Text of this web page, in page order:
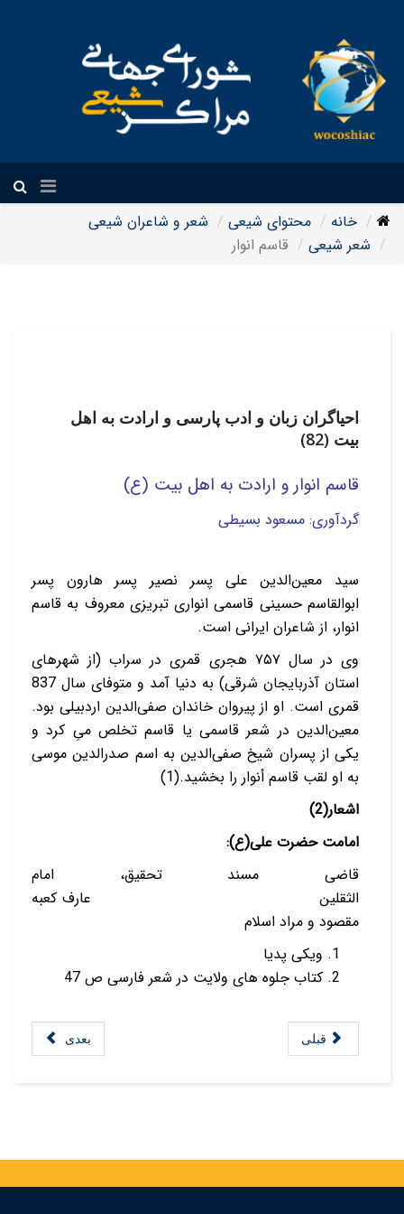
خانه محتوای شیعی
شعر و شاعران شیعی
شعر شیعی
قاسم انوار
احیاگران زبان و ادب پارسی و ارادت به اهل
بیت (82)
قاسم انوارو ارادت به اهل بیت (ع)
گردآوری: مسعود بسیطی
سید معین‌الدین علی پسر نصیر پسر هارون پسر
ابوالقاسم حسینی قاسمی انواری تبریزی معروف به قاسم
انوار، از شاعران ایرانی است.
وی در سال ۷۵۷ هجری قمری در سراب (از شهرهای
استان آذربایجان شرقی) به دنیا آمد و متوفای سال 837
قمری است. او از پیروان خاندان صفی‌الدین اردبیلی بود.
معین‌الدین در شعر قاسمی یا قاسم تخلص میِ کرد و
یکی از پسران شیخ صفی‌الدین به اسم صدرالدین موسی
به او لقب قاسم أنوار را بخشید.(1)
اشعار(2)
امامت حضرت علی(ع):
قاضی مسند تحقیق، امام
الثقلین عارف کعبه
مقصود و مراد اسلام
ویکی پدیا
کتاب جلوه های ولایت در شعر فارسی ص 47
قبلی بعدی